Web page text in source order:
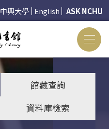
中興大學 English ASK NCHU
館藏查詢
資料庫檢索